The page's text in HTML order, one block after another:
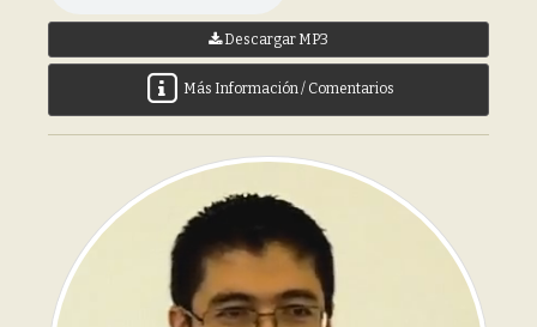
Descargar MP3
Más Información / Comentarios